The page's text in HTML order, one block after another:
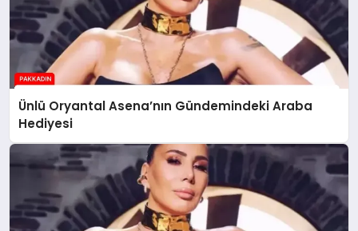
Ünlü Oryantal Asena’nın Gündemindeki Araba
Hediyesi